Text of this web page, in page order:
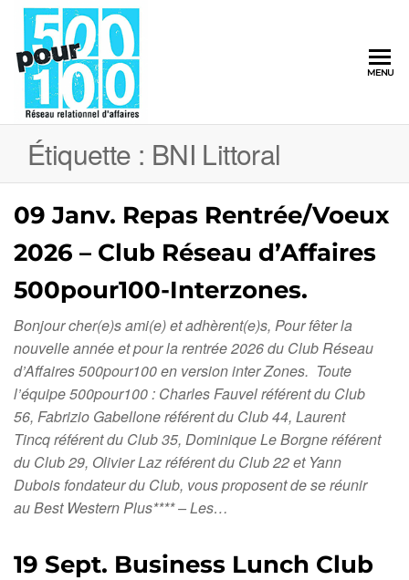
MENU
Étiquette : BNI Littoral
09 Janv. Repas Rentrée/Voeux
2026 – Club Réseau d’Affaires
500pour100-Interzones.
Bonjour cher(e)s ami(e) et adhèrent(e)s, Pour fêter la
nouvelle année et pour la rentrée 2026 du Club Réseau
d’Affaires 500pour100 en version inter Zones. Toute
l’équipe 500pour100 : Charles Fauvel référent du Club
56, Fabrizio Gabellone référent du Club 44, Laurent
Tincq référent du Club 35, Dominique Le Borgne référent
du Club 29, Olivier Laz référent du Club 22 et Yann
Dubois fondateur du Club, vous proposent de se réunir
au Best Western Plus**** – Les…
19 Sept. Business Lunch Club